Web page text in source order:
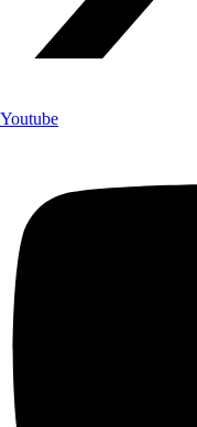
Youtube